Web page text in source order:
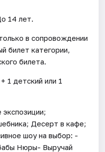
14 лет.
в сопровождении
билет категории,
билета.
1 детский или 1
Десерт в кафе;
шоу на выбор: -
Нюры- Выручай